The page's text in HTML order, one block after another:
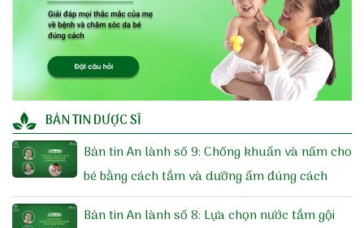
BẢN TIN DƯỢC SĨ
Bản tin An lành số 9: Chống khuẩn và nấm cho
bé bằng cách tắm và dưỡng ẩm đúng cách
Bản tin An lành số 8: Lựa chọn nước tắm gội